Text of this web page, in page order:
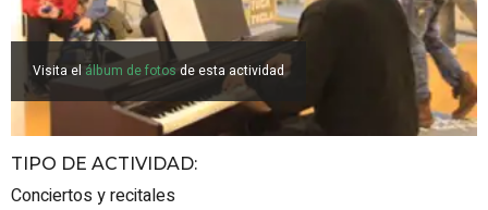
Visita el álbum de fotos de esta actividad
TIPO DE ACTIVIDAD:
Conciertos y recitales